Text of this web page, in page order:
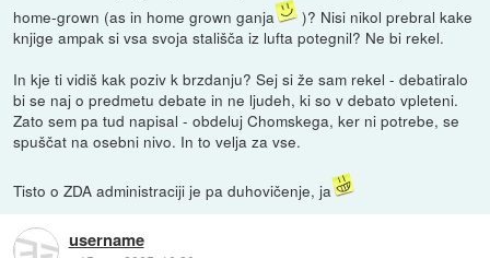
home-grown (as in home grown ganja
)? Nisi nikol prebral kake
knjige ampak si vsa svoja stališča iz lufta potegnil? Ne bi rekel.
In kje ti vidiš kak poziv k brzdanju? Sej si že sam rekel - debatiralo
bi se naj o predmetu debate in ne ljudeh, ki so v debato vpleteni.
Zato sem pa tud napisal - obdeluj Chomskega, ker ni potrebe, se
spuščat na osebni nivo. In to velja za vse.
Tisto o ZDA administraciji je pa duhovičenje, ja
username